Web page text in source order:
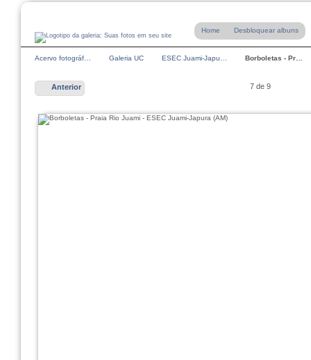
Home Desbloquear albuns
Acervo fotográf… Galeria UC ESEC Juami-Japu… Borboletas - Pr…
Anterior 7 de 9